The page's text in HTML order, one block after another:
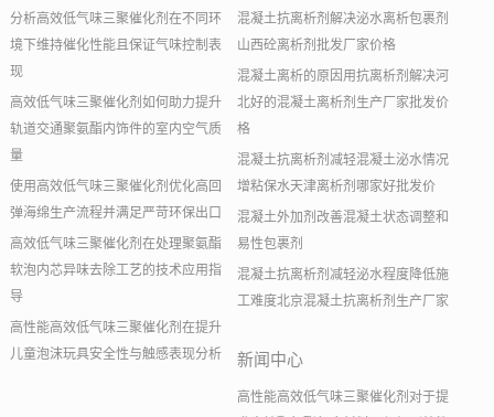
分析高效低气味三聚催化剂在不同环
境下维持催化性能且保证气味控制表
现
高效低气味三聚催化剂如何助力提升
轨道交通聚氨酯内饰件的室内空气质
量
使用高效低气味三聚催化剂优化高回
弹海绵生产流程并满足严苛环保出口
高效低气味三聚催化剂在处理聚氨酯
软泡内芯异味去除工艺的技术应用指
导
高性能高效低气味三聚催化剂在提升
儿童泡沫玩具安全性与触感表现分析
混凝土抗离析剂解决泌水离析包裹剂
山西砼离析剂批发厂家价格
混凝土离析的原因用抗离析剂解决河
北好的混凝土离析剂生产厂家批发价
格
混凝土抗离析剂减轻混凝土泌水情况
增粘保水天津离析剂哪家好批发价
混凝土外加剂改善混凝土状态调整和
易性包裹剂
混凝土抗离析剂减轻泌水程度降低施
工难度北京混凝土抗离析剂生产厂家
新闻中心
高性能高效低气味三聚催化剂对于提